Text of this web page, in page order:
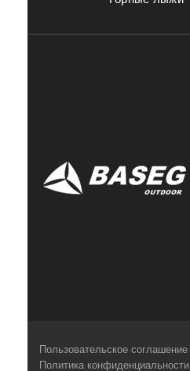
Пользовательское соглашение
Политика конфиденциальности